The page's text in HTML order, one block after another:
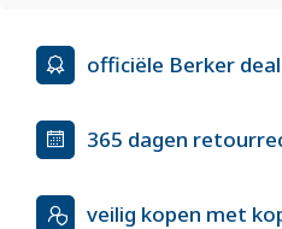
officiële Berker
365 dagen
veilig kopen met